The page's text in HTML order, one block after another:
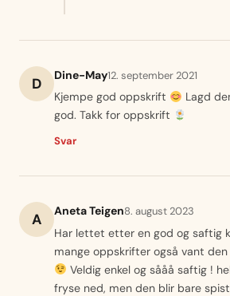
D Dine-May12. september 2021
Kjempe god oppskrift
Lagd
god. Takk for oppskrift
Svar
A Aneta Teigen8. august 2023
Har lettet etter en god og saftig
mange oppskrifter også vant
Veldig enkel og sååå saftig !
fryse ned, men den blir bare